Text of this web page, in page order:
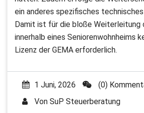
ein anderes spezifisches
Damit ist für die bloße Weiterleitung
innerhalb eines Seniorenwohnheims
Lizenz der GEMA erforderlich.
1 Juni, 2026
(0)
Von SuP Steuerberatung